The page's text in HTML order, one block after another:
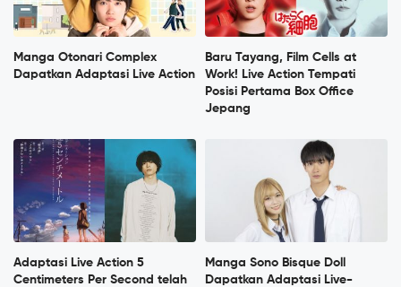
Manga Otonari Complex
Dapatkan Adaptasi Live Action
Baru Tayang, Film Cells at
Work! Live Action Tempati
Posisi Pertama Box Office
Jepang
Adaptasi Live Action 5
Centimeters Per Second telah
Manga Sono Bisque Doll
Dapatkan Adaptasi Live-